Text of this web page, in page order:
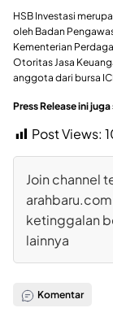
HSB Investasi
oleh Badan
Kementerian
Otoritas Jasa
anggota dari bursa
Press Release ini
Post Views:
Join channel
ketinggalan
lainnya
Komentar